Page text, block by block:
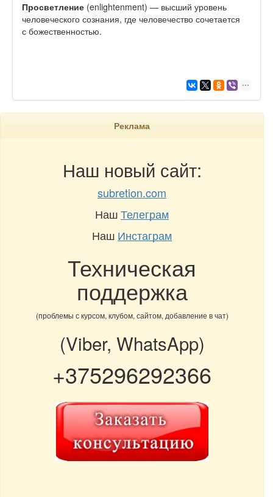
Просветление (enlightenment) — высший уровень
человеческого сознания, где человечество сочетается
с божественностью.
Реклама
Наш новый сайт:
subretion.com
НашТелеграм
Наш Инстаграм
Техническая
поддержка
(проблемы с курсом, клубом, сайтом, добавление в чат)
(Viber, WhatsApp)
+375296292366